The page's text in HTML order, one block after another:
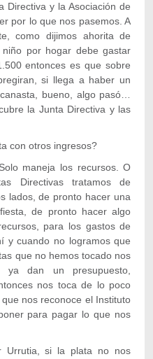
Directiva y la Asociación de
por lo que nos pasemos. A
como dijimos ahorita de
por hogar debe gastar
entonces es que sobre
si llega a haber un
bueno, algo pasó…
la Junta Directiva y las
con otros ingresos?
maneja los recursos. O
Directivas tratamos de
lados, de pronto hacer una
de pronto hacer algo
para los gastos de
y cuando no logramos que
que no hemos tocado nos
dan un presupuesto,
nos toca de lo poco
nos reconoce el Instituto
para pagar lo que nos
Urrutia, si la plata no nos